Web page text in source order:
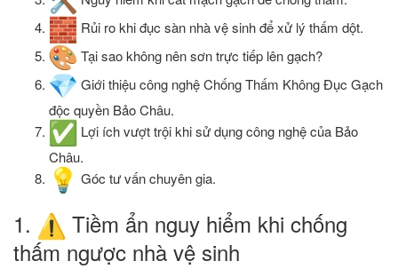
Rủi ro khi đục sàn nhà vệ sinh để xử lý thấm dột.
Tại sao không nên sơn trực tiếp lên gạch?
Giới thiệu công nghệ Chống Thấm Không Đục Gạch
độc quyền Bảo Châu.
Lợi ích vượt trội khi sử dụng công nghệ của Bảo
Châu.
Góc tư vấn chuyên gia.
​1.
Tiềm ẩn nguy hiểm khi chống
thấm ngược nhà vệ sinh